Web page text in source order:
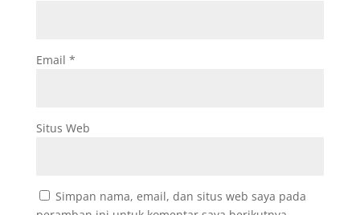
Email *
Situs Web
Simpan nama, email, dan situs web saya pada